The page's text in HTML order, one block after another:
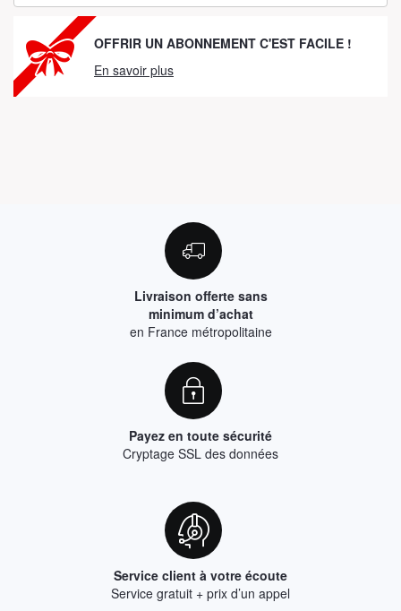
OFFRIR UN ABONNEMENT C'EST FACILE !
En savoir plus
Livraison offerte sans
minimum d’achat
en France métropolitaine
Payez en toute sécurité
Cryptage SSL des données
Service client à votre écoute
Service gratuit + prix d’un appel